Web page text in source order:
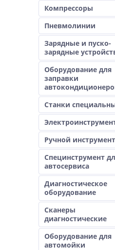
Компрессоры
Пневмолинии
Зарядные и пуско-
зарядные
Оборудование для
заправки
Станки
Ручной инструмент
Специнструмент
автосервиса
Диагностическое
оборудование
Сканеры
диагностические
Оборудование для
автомойки